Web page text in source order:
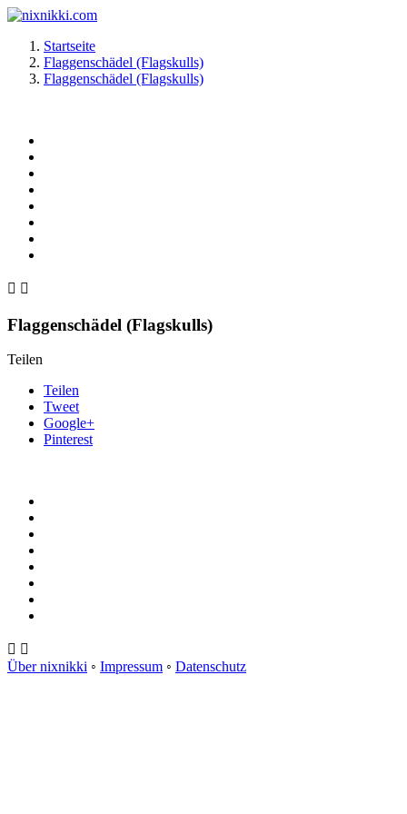
Startseite
Flaggenschädel (Flagskulls)
Flaggenschädel (Flagskulls)
 
Flaggenschädel (Flagskulls)
Teilen
Teilen
Tweet
Google+
Pinterest
 
Über nixnikki ◦ Impressum ◦ Datenschutz